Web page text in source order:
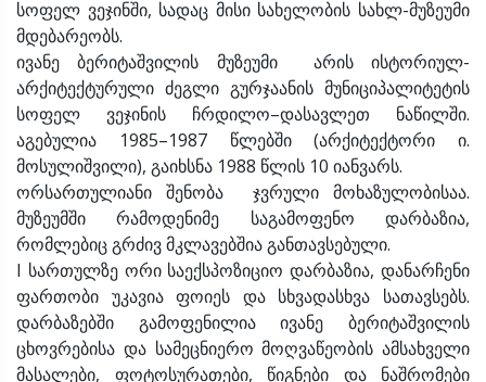
სოფელ ვეჯინში, სადაც მისი სახელობის სახლ-მუზეუმი
მდებარეობს.
ივანე ბერიტაშვილის მუზეუმი არის ისტორიულ-
არქიტექტურული ძეგლი გურჯაანის მუნიციპალიტეტის
სოფელ ვეჯინის ჩრდილო–დასავლეთ ნაწილში.
აგებულია 1985–1987 წლებში (არქიტექტორი ი.
მოსულიშვილი), გაიხსნა 1988 წლის 10 იანვარს.
ორსართულიანი შენობა ჯვრული მოხაზულობისაა.
მუზეუმში რამოდენიმე საგამოფენო დარბაზია,
რომლებიც გრძივ მკლავებშია განთავსებული.
I სართულზე ორი საექსპოზიციო დარბაზია, დანარჩენი
ფართობი უკავია ფოიეს და სხვადასხვა სათავსებს.
დარბაზებში გამოფენილია ივანე ბერიტაშვილის
ცხოვრებისა და სამეცნიერო მოღვაწეობის ამსახველი
მასალები, ფოტოსურათები, წიგნები და ნაშრომები